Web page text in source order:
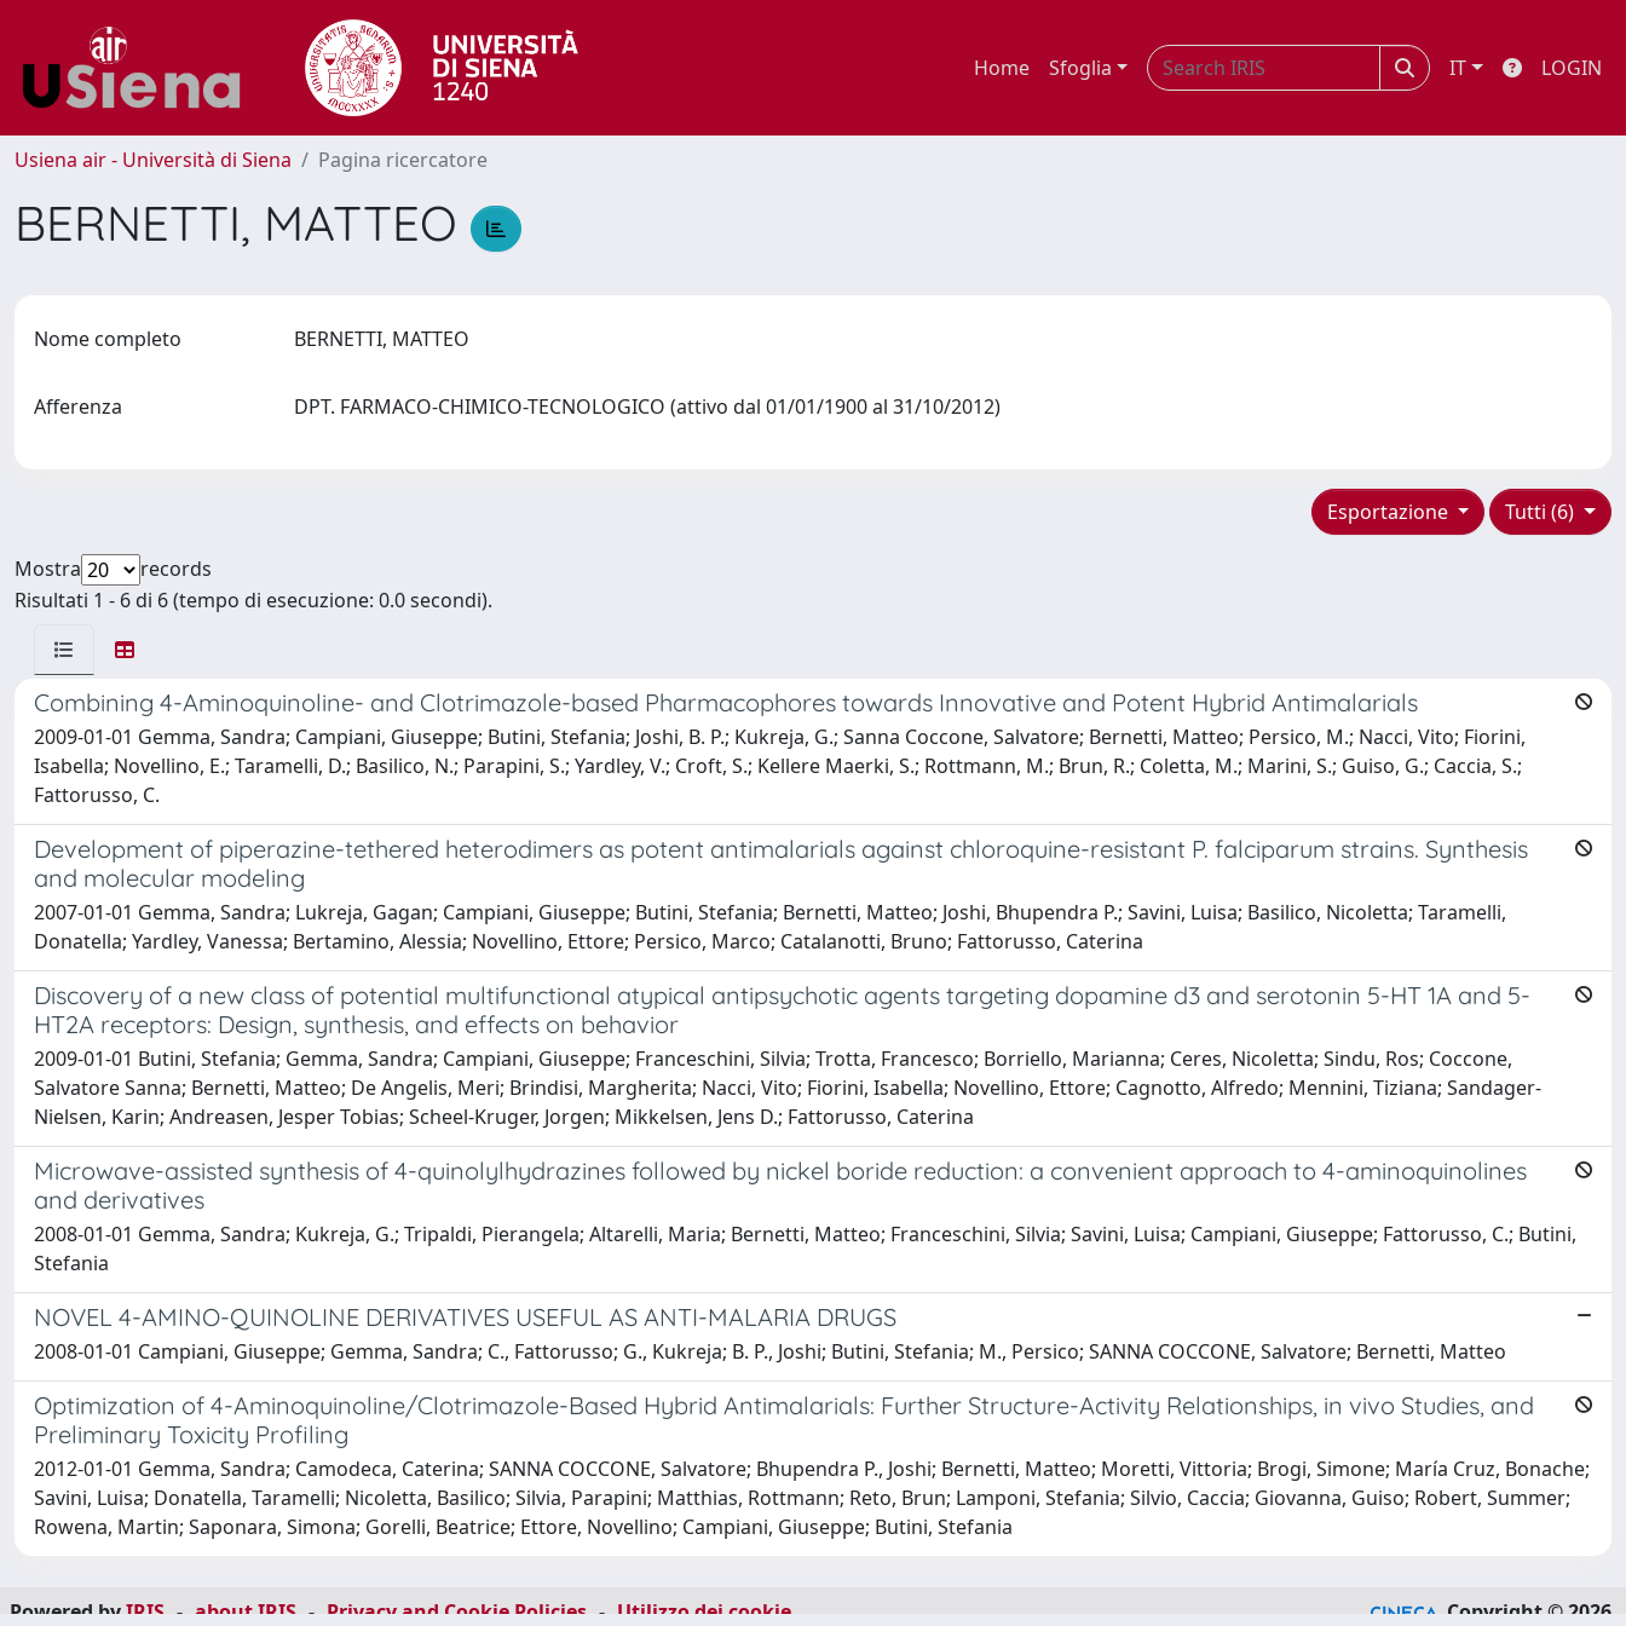
Home Sfoglia IT LOGIN
Usiena air - Università di Siena Pagina ricercatore
BERNETTI, MATTEO
Nome completo BERNETTI, MATTEO
Afferenza DPT. FARMACO-CHIMICO-TECNOLOGICO (attivo dal 01/01/1900 al 31/10/2012)
Tutti (6)
Esportazione
Mostra
records
Risultati 1 - 6 di 6 (tempo di esecuzione: 0.0 secondi).
Combining 4-Aminoquinoline- and Clotrimazole-based Pharmacophores towards Innovative and Potent Hybrid Antimalarials
2009-01-01 Gemma, Sandra; Campiani, Giuseppe; Butini, Stefania; Joshi, B. P.; Kukreja, G.; Sanna Coccone, Salvatore; Bernetti, Matteo; Persico, M.; Nacci, Vito; Fiorini,
Isabella; Novellino, E.; Taramelli, D.; Basilico, N.; Parapini, S.; Yardley, V.; Croft, S.; Kellere Maerki, S.; Rottmann, M.; Brun, R.; Coletta, M.; Marini, S.; Guiso, G.; Caccia, S.;
Fattorusso, C.
Development of piperazine-tethered heterodimers as potent antimalarials against chloroquine-resistant P. falciparum strains. Synthesis
and molecular modeling
2007-01-01 Gemma, Sandra; Lukreja, Gagan; Campiani, Giuseppe; Butini, Stefania; Bernetti, Matteo; Joshi, Bhupendra P.; Savini, Luisa; Basilico, Nicoletta; Taramelli,
Donatella; Yardley, Vanessa; Bertamino, Alessia; Novellino, Ettore; Persico, Marco; Catalanotti, Bruno; Fattorusso, Caterina
Discovery of a new class of potential multifunctional atypical antipsychotic agents targeting dopamine d3 and serotonin 5-HT 1A and 5-
HT2A receptors: Design, synthesis, and effects on behavior
2009-01-01 Butini, Stefania; Gemma, Sandra; Campiani, Giuseppe; Franceschini, Silvia; Trotta, Francesco; Borriello, Marianna; Ceres, Nicoletta; Sindu, Ros; Coccone,
Salvatore Sanna; Bernetti, Matteo; De Angelis, Meri; Brindisi, Margherita; Nacci, Vito; Fiorini, Isabella; Novellino, Ettore; Cagnotto, Alfredo; Mennini, Tiziana; Sandager-
Nielsen, Karin; Andreasen, Jesper Tobias; Scheel-Kruger, Jorgen; Mikkelsen, Jens D.; Fattorusso, Caterina
Microwave-assisted synthesis of 4-quinolylhydrazines followed by nickel boride reduction: a convenient approach to 4-aminoquinolines
and derivatives
2008-01-01 Gemma, Sandra; Kukreja, G.; Tripaldi, Pierangela; Altarelli, Maria; Bernetti, Matteo; Franceschini, Silvia; Savini, Luisa; Campiani, Giuseppe; Fattorusso, C.; Butini,
Stefania
NOVEL 4-AMINO-QUINOLINE DERIVATIVES USEFUL AS ANTI-MALARIA DRUGS
2008-01-01 Campiani, Giuseppe; Gemma, Sandra; C., Fattorusso; G., Kukreja; B. P., Joshi; Butini, Stefania; M., Persico; SANNA COCCONE, Salvatore; Bernetti, Matteo
Optimization of 4-Aminoquinoline/Clotrimazole-Based Hybrid Antimalarials: Further Structure-Activity Relationships, in vivo Studies, and
Preliminary Toxicity Profiling
2012-01-01 Gemma, Sandra; Camodeca, Caterina; SANNA COCCONE, Salvatore; Bhupendra P., Joshi; Bernetti, Matteo; Moretti, Vittoria; Brogi, Simone; María Cruz, Bonache;
Savini, Luisa; Donatella, Taramelli; Nicoletta, Basilico; Silvia, Parapini; Matthias, Rottmann; Reto, Brun; Lamponi, Stefania; Silvio, Caccia; Giovanna, Guiso; Robert, Summer;
Rowena, Martin; Saponara, Simona; Gorelli, Beatrice; Ettore, Novellino; Campiani, Giuseppe; Butini, Stefania
Powered byIRIS - about IRIS - Privacy and Cookie Policies - Utilizzo dei cookie Copyright © 2026